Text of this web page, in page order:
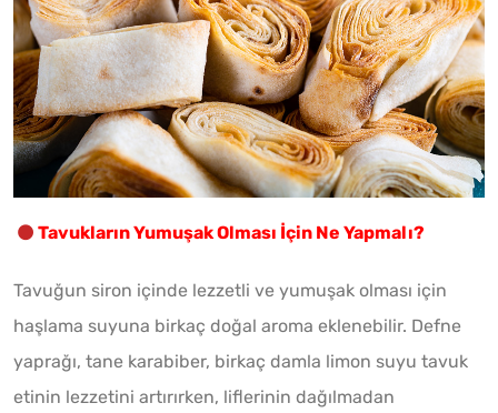
Tavukların Yumuşak Olması İçin Ne Yapmalı?
Tavuğun siron içinde lezzetli ve yumuşak olması için
haşlama suyuna birkaç doğal aroma eklenebilir. Defne
yaprağı, tane karabiber, birkaç damla limon suyu tavuk
etinin lezzetini artırırken, liflerinin dağılmadan